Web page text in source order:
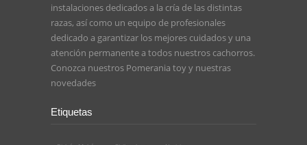
instalaciones dedicados a la cría de las distintas
razas, así como un equipo de profesionales
dedicado a garantizar los mejores cuidados y una
atención permanente a todos nuestros cachorros.
Conozca nuestros Pomerania toyy nuestras
novedades
Etiquetas